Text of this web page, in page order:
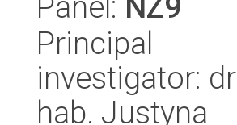
Principal
investigator: dr
hab. Justyna